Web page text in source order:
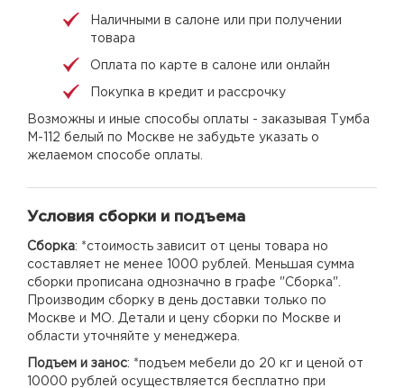
Наличными в салоне или при получении
товара
Оплата по карте в салоне или онлайн
Покупка в кредит и рассрочку
Возможны и иные способы оплаты - заказывая Тумба
М-112 белый по Москве не забудьте указать о
желаемом способе оплаты.
Условия сборки и подъема
Сборка: *стоимость зависит от цены товара но
составляет не менее 1000 рублей. Меньшая сумма
сборки прописана однозначно в графе "Сборка".
Производим сборку в день доставки только по
Москве и МО. Детали и цену сборки по Москве и
области уточняйте у менеджера.
Подъем и занос: *подъем мебели до 20 кг и ценой от
10000 рублей осуществляется бесплатно при